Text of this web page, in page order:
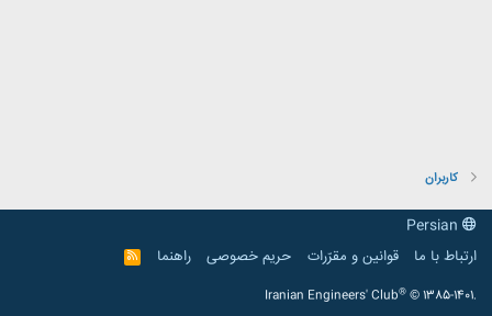
کاربران
ارتباط با ما
قوانین و مقرّرات حریم خصوصی راهنما
R
S
Iranian Engineers' Club® © 1385-1401.